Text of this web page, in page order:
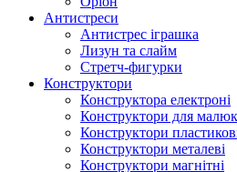
Антистреси
Антистрес іграшка
Лизун та слайм
Стретч-фигурки
Конструктори
Конструктора електроні
Конструктори для
Конструктори
Конструктори металеві
Конструктори магнітні